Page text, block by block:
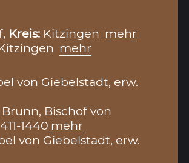
Kreis: Kitzingen mehr
mehr
von Giebelstadt, erw.
Bischof von
1440 mehr
von Giebelstadt, erw.